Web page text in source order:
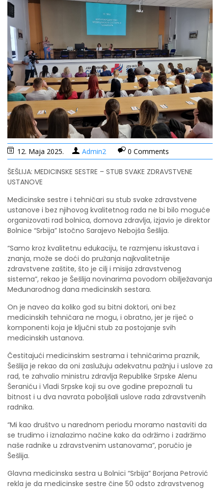
12. Maja 2025. Admin2 0 Comments
ŠEŠLIJA: MEDICINSKE SESTRE – STUB SVAKE ZDRAVSTVENE
USTANOVE
Medicinske sestre i tehničari su stub svake zdravstvene
ustanove i bez njihovog kvalitetnog rada ne bi bilo moguće
organizovati rad bolnica, domova zdravlja, izjavio je direktor
Bolnice “Srbija” Istočno Sarajevo Nebojša Šešlija.
“Samo kroz kvalitetnu edukaciju, te razmjenu iskustava i
znanja, može se doći do pružanja najkvalitetnije
zdravstvene zaštite, što je cilj i misija zdravstvenog
sistema”, rekao je Šešlija novinarima povodom obilježavanja
Međunarodnog dana medicinskih sestara.
On je naveo da koliko god su bitni doktori, oni bez
medicinskih tehničara ne mogu, i obratno, jer je riječ o
komponenti koja je ključni stub za postojanje svih
medicinskih ustanova.
Čestitajući medicinskim sestrama i tehničarima praznik,
Šešlija je rekao da oni zaslužuju adekvatnu pažnju i uslove za
rad, te zahvalio ministru zdravlja Republike Srpske Alenu
Šeraniću i Vladi Srpske koji su ove godine prepoznali tu
bitnost i u dva navrata poboljšali uslove rada zdravstvenih
radnika.
“Mi kao društvo u narednom periodu moramo nastaviti da
se trudimo i iznalazimo načine kako da održimo i zadržimo
naše radnike u zdravstvenim ustanovama”, poručio je
Šešlija.
Glavna medicinska sestra u Bolnici “Srbija” Borjana Petrović
rekla je da medicinske sestre čine 50 odsto zdravstvenog